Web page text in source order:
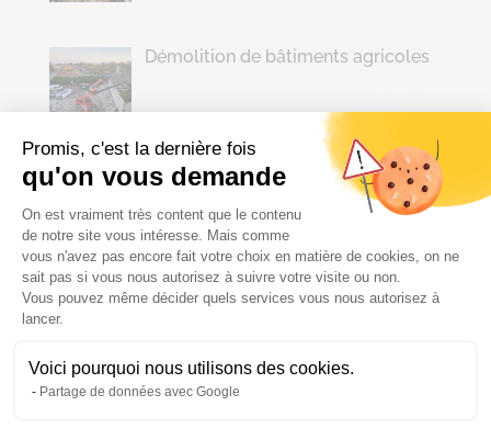
Promis, c'est la dernière fois
qu'on vous demande
Plateforme de Gestion du
On est vraiment très content que le contenu
de notre site vous intéresse. Mais comme
vous n'avez pas encore fait votre choix en matière de cookies, on ne
sait pas si vous nous autorisez à suivre votre visite ou non.
Vous pouvez même décider quels services vous nous autorisez à
lancer.
Voici pourquoi nous utilisons des cookies.
Partage de données avec Google
Axeptio consent
Démolition de bâtiments agricoles
Archives
juillet 2026
juin 2026
mai 2026
mars 2026